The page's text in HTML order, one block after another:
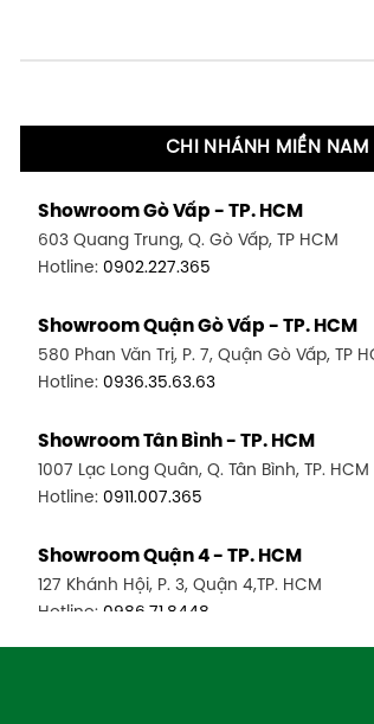
CHI NHÁNH MIỀN NAM
Showroom Gò Vấp - TP. HCM
603 Quang Trung, Q. Gò Vấp, TP HCM
Hotline: 0902.227.365
Showroom Quận Gò Vấp - TP. HCM
580 Phan Văn Trị, P. 7, Quận Gò Vấp, TP
Hotline: 0936.35.63.63
Showroom Tân Bình - TP. HCM
1007 Lạc Long Quân, Q. Tân Bình, TP. HCM
Hotline: 0911.007.365
Showroom Quận 4 - TP. HCM
127 Khánh Hội, P. 3, Quận 4,TP. HCM
Hotline: 0986.71.8448